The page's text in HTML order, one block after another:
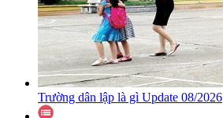
Trường dân lập là gì Update 08/2026